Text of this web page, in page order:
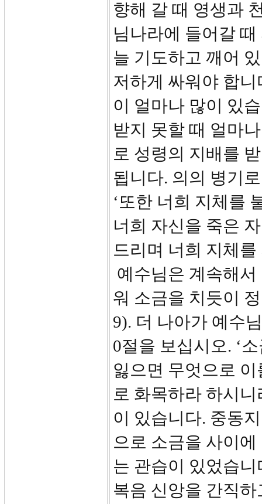
향해 갈 때 영생과
님나라에 들어갈
늘 기도하고 깨어
저하게 싸워야 합
이 얼마나 많이 있
받지 못할 때 얼마
로 성령의 지배를
됩니다. 의의 병기
‘또한 너희 지체를
너희 자신을 죽은
드리며 너희 지체
예수님은 계속해
워 소금을 치듯이
9). 더 나아가 예수
0절을 보십시오. ‘
잃으면 무엇으로
로 화목하라 하시
이 있습니다. 중동
으로 소금을 사이
는 관습이 있었습
복음 신앙을 간직